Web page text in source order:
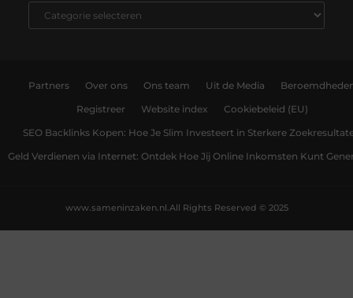
Partners Over ons Ons team Uit de Media
Registreer Website index Cookiebeleid (EU)
SEO Backlinks Kopen: Hoe Je Slim Investeert in Sterkere
Geld Verdienen via Internet: Ontdek Hoe Jij Online Inkomsten Kunt
All Rights Reserved © 2025
www.sameninzaken.nl.